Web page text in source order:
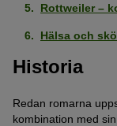
Rottweiler –
Hälsa och
Historia
Redan romarna
kombination med